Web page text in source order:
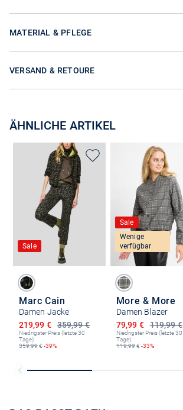
MATERIAL & PFLEGE
VERSAND & RETOURE
ÄHNLICHE ARTIKEL
Sale
Marc Cain
Damen Jacke
359,99 €
Ermäßigter Preis
219,99 €
Niedrigster Preis (letzte 30
Tage):
359,99€ -39%
Sale
Wenige
verfügbar
More & More
Damen Blazer
119,99 €
Ermäßigter Preis
79,99 €
Niedrigster Preis (letzte 30
Tage):
119,99€ -33%